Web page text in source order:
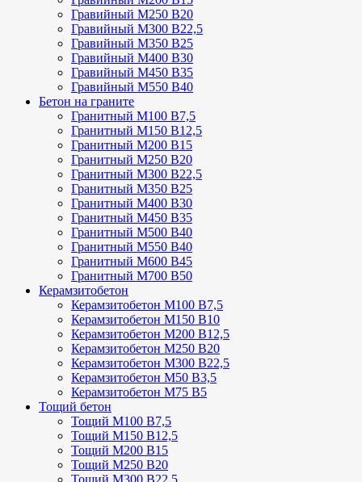
Гравийный М250 В20
Гравийный М300 В22,5
Гравийный М350 В25
Гравийный М400 В30
Гравийный М450 В35
Гравийный М550 В40
Бетон на граните
Гранитный М100 В7,5
Гранитный М150 В12,5
Гранитный М200 В15
Гранитный М250 В20
Гранитный М300 В22,5
Гранитный М350 В25
Гранитный М400 В30
Гранитный М450 В35
Гранитный М500 В40
Гранитный М550 В40
Гранитный М600 В45
Гранитный М700 В50
Керамзитобетон
Керамзитобетон М100 В7,5
Керамзитобетон М150 В10
Керамзитобетон М200 В12,5
Керамзитобетон М250 В20
Керамзитобетон М300 В22,5
Керамзитобетон М50 В3,5
Керамзитобетон М75 В5
Тощий бетон
Тощий М100 В7,5
Тощий М150 В12,5
Тощий М200 В15
Тощий М250 В20
Тощий М300 В22,5